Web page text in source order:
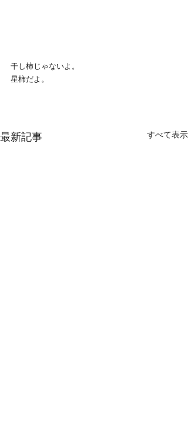
干し柿じゃないよ。
星柿だよ。
最新記事 すべて表示